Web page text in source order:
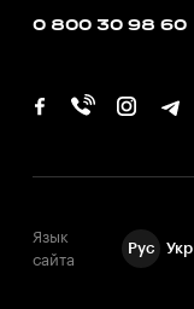
0 800 30 98 60
Язык
сайта
Рус Укр